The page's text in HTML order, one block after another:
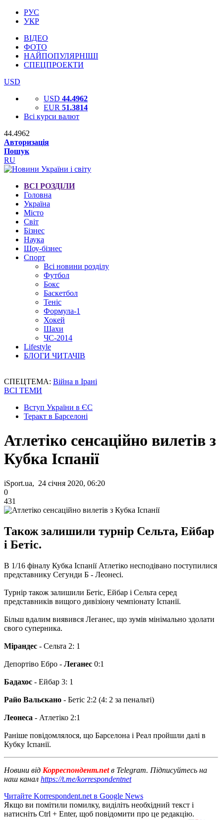
РУС
УКР
ВІДЕО
ФОТО
НАЙПОПУЛЯРНІШІ
СПЕЦПРОЕКТИ
USD
USD 44.4962
EUR 51.3814
Всі курси валют
44.4962
Авторизація
Пошук
RU
ВСІ РОЗДІЛИ
Головна
Україна
Місто
Світ
Бізнес
Наука
Шоу-бізнес
Спорт
Всі новини розділу
Футбол
Бокс
Баскетбол
Теніс
Формула-1
Хокей
Шахи
ЧС-2014
Lifestyle
БЛОГИ ЧИТАЧІВ
СПЕЦТЕМА: Війна в Ірані
ВСІ ТЕМИ
Вступ України в ЄС
Теракт в Барселоні
Атлетіко сенсаційно вилетів з
Кубка Іспанії
iSport.ua, 24 січня 2020, 06:20
0
431
Також залишили турнір Сельта, Ейбар
і Бетіс.
В 1/16 фіналу Кубка Іспанії Атлетіко несподівано поступилися
представнику Сегунди Б - Леонесі.
Турнір також залишили Бетіс, Ейбар і Сельта серед
представників вищого дивізіону чемпіонату Іспанії.
Більш вдалим виявився Леганес, що зумів мінімально здолати
свого суперника.
Мірандес - Сельта 2: 1
Депортіво Ебро - Леганес 0:1
Бадахос - Ейбар 3: 1
Райо Вальєкано - Бетіс 2:2 (4: 2 за пенальті)
Леонеса - Атлетіко 2:1
Раніше повідомлялося, що Барселона і Реал пройшли далі в
Кубку Іспанії.
Новини від Корреспондент.netв Telegram. Підписуйтесь на
наш канал https://t.me/korrespondentnet
Читайте Korrespondent.net в Google News
Якщо ви помітили помилку, виділіть необхідний текст і
натисніть Ctrl + Enter, щоб повідомити про це редакцію.